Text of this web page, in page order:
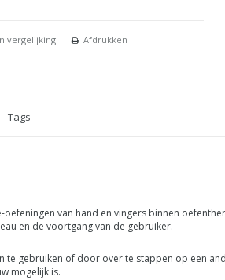
vergelijking Afdrukken
Tags
van hand en vingers binnen
en de voortgang van de gebruiker.
gebruiken of door over te stappen op een
mogelijk is.